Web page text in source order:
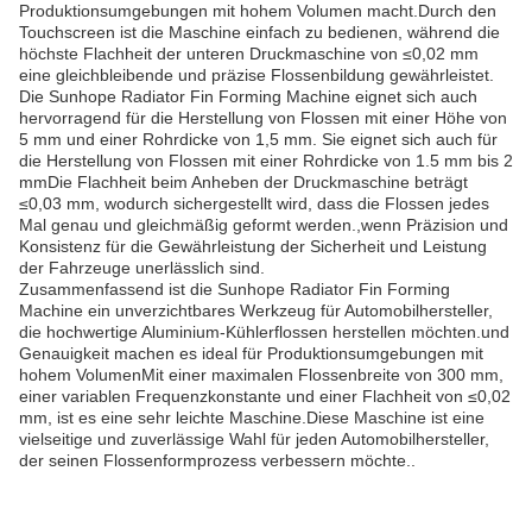
Produktionsumgebungen mit hohem Volumen macht.Durch den
Touchscreen ist die Maschine einfach zu bedienen, während die
höchste Flachheit der unteren Druckmaschine von ≤0,02 mm
eine gleichbleibende und präzise Flossenbildung gewährleistet.
Die Sunhope Radiator Fin Forming Machine eignet sich auch
hervorragend für die Herstellung von Flossen mit einer Höhe von
5 mm und einer Rohrdicke von 1,5 mm. Sie eignet sich auch für
die Herstellung von Flossen mit einer Rohrdicke von 1.5 mm bis 2
mmDie Flachheit beim Anheben der Druckmaschine beträgt
≤0,03 mm, wodurch sichergestellt wird, dass die Flossen jedes
Mal genau und gleichmäßig geformt werden.,wenn Präzision und
Konsistenz für die Gewährleistung der Sicherheit und Leistung
der Fahrzeuge unerlässlich sind.
Zusammenfassend ist die Sunhope Radiator Fin Forming
Machine ein unverzichtbares Werkzeug für Automobilhersteller,
die hochwertige Aluminium-Kühlerflossen herstellen möchten.und
Genauigkeit machen es ideal für Produktionsumgebungen mit
hohem VolumenMit einer maximalen Flossenbreite von 300 mm,
einer variablen Frequenzkonstante und einer Flachheit von ≤0,02
mm, ist es eine sehr leichte Maschine.Diese Maschine ist eine
vielseitige und zuverlässige Wahl für jeden Automobilhersteller,
der seinen Flossenformprozess verbessern möchte..